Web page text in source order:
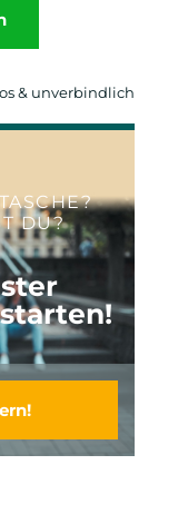
& unverbindlich
DU?